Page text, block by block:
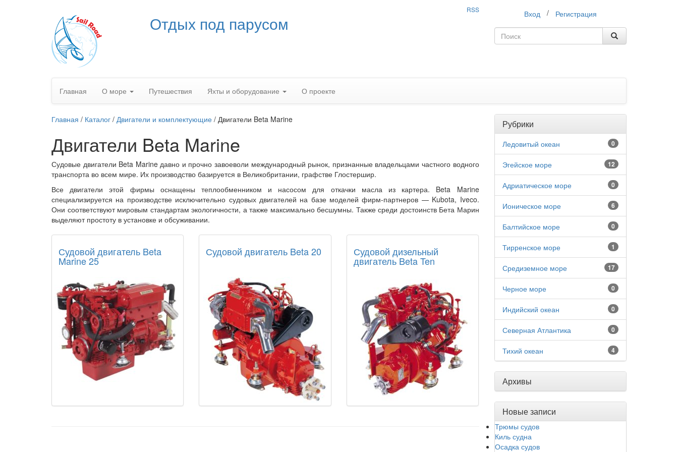
RSS
Отдых под парусом Вход / Регистрация
Главная О море Путешествия Яхты и оборудование О проекте
Главная / Каталог / Двигатели и комплектующие / Двигатели Beta Marine
Двигатели Beta Marine
Судовые двигатели Beta Marineдавно и прочно завоеволи международный рынок, признанные владельцами частного водного
транспорта во всем мире. Их производство базируется в Великобритании, графстве Глостершир.
Все двигатели этой фирмы оснащены теплообменником и насосом для откачки масла из картера. Beta Marine
специализируется на производстве исключительно судовых двигателей на базе моделей фирм-партнеров — Kubota, Iveco.
Они соответствуют мировым стандартам экологичности, а также максимально бесшумны. Также среди достоинств Бета Марин
выделяют простоту в установке и обсуживании.
Судовой двигатель Beta
Marine 25
Судовой двигатель Beta 20 Судовой дизельный
двигатель Beta Ten
Рубрики
0
Ледовитый океан
12
Эгейское море
0
Адриатическое море
6
Ионическое море
0
Балтийское море
1
Тирренское море
17
Средиземное море
0
Черное море
0
Индийский океан
0
Северная Атлантика
4
Тихий океан
Архивы
Новые записи
Трюмы судов
Киль судна
Осадка судов